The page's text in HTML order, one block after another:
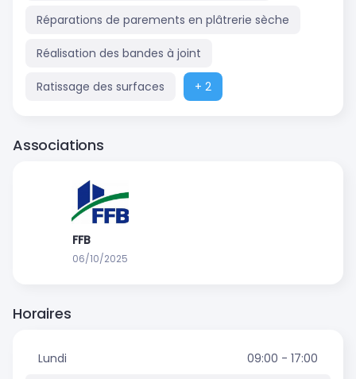
Réparations de parements en plâtrerie sèche
Réalisation des bandes à joint
Ratissage des surfaces + 2
Associations
FFB
06/10/2025
Horaires
Lundi 09:00 - 17:00